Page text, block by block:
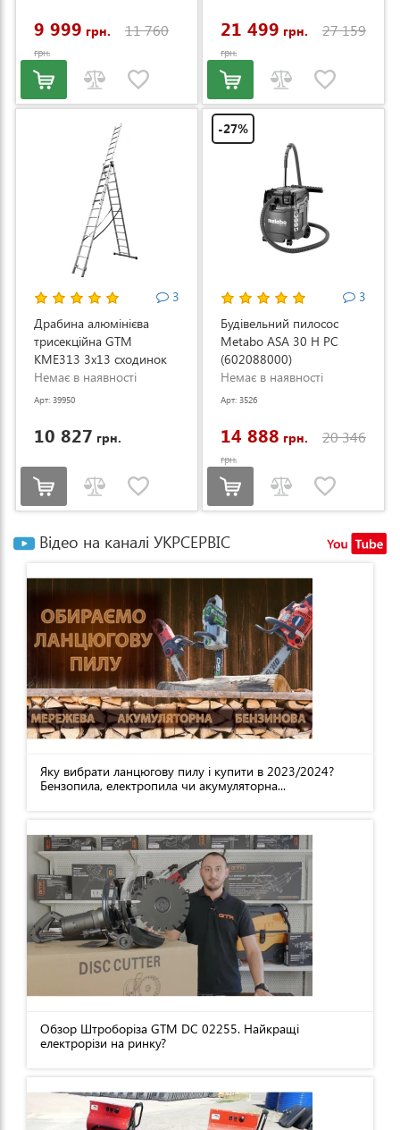
9 999 грн. 11 760
грн.
21 499 грн. 27 159
грн.
3
Драбина алюмінієва
трисекційна GTM
KME313 3x13 сходинок
3.53-8.93м (KME313)
Немає в наявності
Арт: 39950
10 827 грн.
-27%
3
Будівельний пилосос
Metabo ASA 30 H PC
(602088000)
Немає в наявності
Арт: 3526
14 888 грн. 20 346
грн.
Відео на каналі УКРСЕРВІС
Яку вибрати ланцюгову пилу і купити в 2023/2024?
Бензопила, електропила чи акумуляторна...
Обзор Штроборіза GTM DC 02255. Найкращі
електрорізи на ринку?